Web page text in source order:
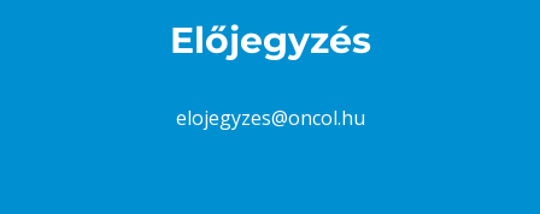
Előjegyzés
elojegyzes@oncol.hu